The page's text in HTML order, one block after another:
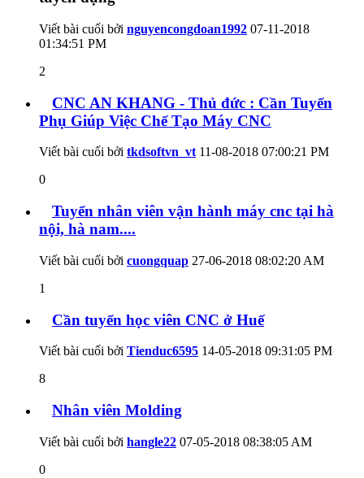
Viết bài cuối bởi nguyencongdoan1992 07-11-2018
01:34:51 PM
2
CNC AN KHANG - Thủ đức : Cần Tuyển
Phụ Giúp Việc Chế Tạo Máy CNC
Viết bài cuối bởi tkdsoftvn_vt11-08-2018 07:00:21 PM
0
Tuyển nhân viên vận hành máy cnc tại hà
nội, hà nam....
Viết bài cuối bởi cuongquap 27-06-2018 08:02:20 AM
1
Cần tuyển học viên CNC ở Huế
Viết bài cuối bởi Tienduc6595 14-05-2018 09:31:05 PM
8
Nhân viên Molding
Viết bài cuối bởi hangle22 07-05-2018 08:38:05 AM
0